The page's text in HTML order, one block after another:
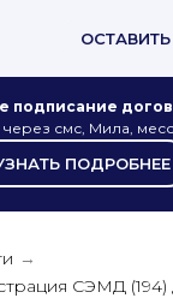
подписание
через смс, Мила,
ПОДРОБНЕЕ
→
СЭМД